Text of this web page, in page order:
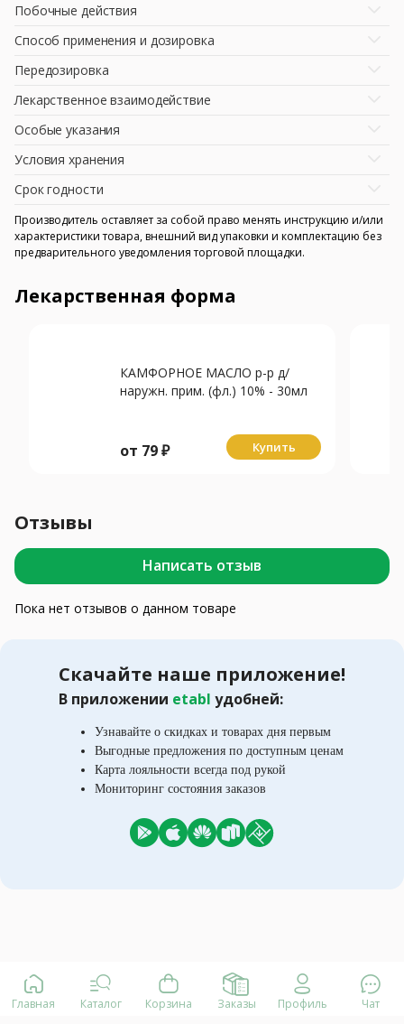
Побочные действия
Способ применения и дозировка
Передозировка
Лекарственное взаимодействие
Особые указания
Условия хранения
Срок годности
Производитель оставляет за собой право менять инструкцию и/или
характеристики товара, внешний вид упаковки и комплектацию без
предварительного уведомления торговой площадки.
Лекарственная форма
КАМФОРНОЕ МАСЛО р-р д/
наружн. прим. (фл.) 10% - 30мл
от 79₽ Купить
Отзывы
Написать отзыв
Пока нет отзывов о данном товаре
Скачайте наше приложение!
В приложении etabl удобней:
Узнавайте о скидках и товарах дня первым
Выгодные предложения по доступным ценам
Карта лояльности всегда под рукой
Мониторинг состояния заказов
Главная Каталог Корзина Заказы Профиль Чат